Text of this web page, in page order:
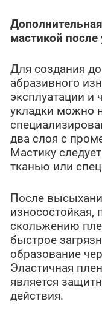
мастикой после
Для создания
абразивного
эксплуатации и
укладки можно
два слоя с
Мастику
тканью или
После
износостойкая,
скольжению
быстрое
образование
Эластичная
является
действия.